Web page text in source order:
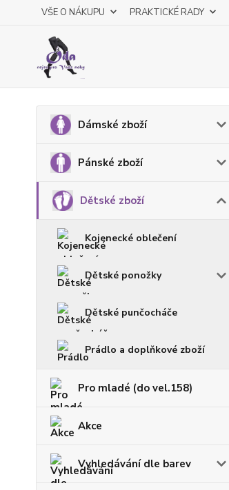
VŠE O NÁKUPU PRAKTICKÉ RADY
Dámské zboží
Pánské zboží
Dětské zboží
Kojenecké oblečení
Dětské ponožky
Dětské punčocháče
Prádlo a doplňkové zboží
Pro mladé (do vel.158)
Akce
Vyhledávání dle barev